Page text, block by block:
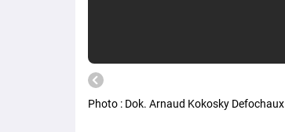
Photo : Dok. Arnaud Kokosky Defochaux